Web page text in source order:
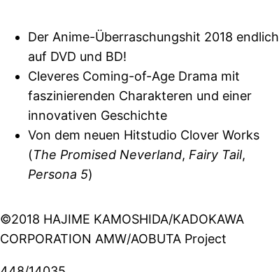
Der Anime-Überraschungshit 2018 endlich
auf DVD und BD!
Cleveres Coming-of-Age Drama mit
faszinierenden Charakteren und einer
innovativen Geschichte
Von dem neuen Hitstudio Clover Works
(The Promised Neverland, Fairy Tail,
Persona 5)
©2018 HAJIME KAMOSHIDA/KADOKAWA
CORPORATION AMW/AOBUTA Project